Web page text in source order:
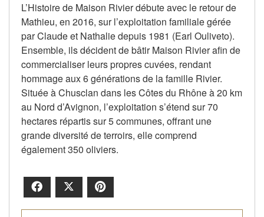
L’Histoire de Maison Rivier débute avec le retour de
Mathieu, en 2016, sur l’exploitation familiale gérée
par Claude et Nathalie depuis 1981 (Earl Ouliveto).
Ensemble, ils décident de bâtir Maison Rivier afin de
commercialiser leurs propres cuvées, rendant
hommage aux 6 générations de la famille Rivier.
Située à Chusclan dans les Côtes du Rhône à 20 km
au Nord d’Avignon, l’exploitation s’étend sur 70
hectares répartis sur 5 communes, offrant une
grande diversité de terroirs, elle comprend
également 350 oliviers.
Facebook